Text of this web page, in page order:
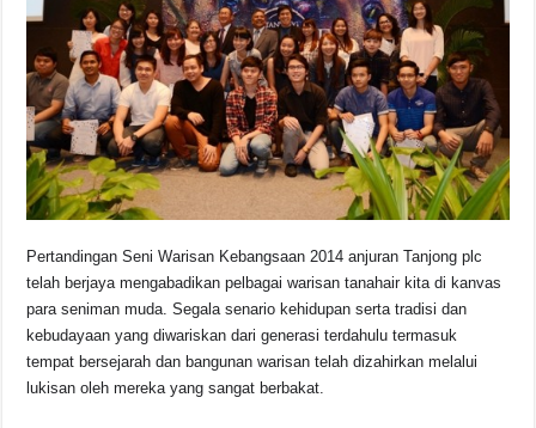
o
o
k
p
p
s
n
k
Pertandingan Seni Warisan Kebangsaan 2014 anjuran Tanjong plc
telah berjaya mengabadikan pelbagai warisan tanahair kita di kanvas
para seniman muda. Segala senario kehidupan serta tradisi dan
kebudayaan yang diwariskan dari generasi terdahulu termasuk
tempat bersejarah dan bangunan warisan telah dizahirkan melalui
lukisan oleh mereka yang sangat berbakat.